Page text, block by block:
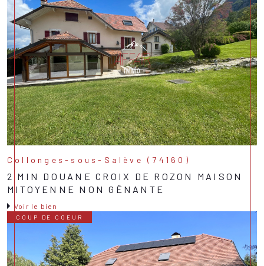
Collonges-sous-Salève (74160)
2 MIN DOUANE CROIX DE ROZON MAISON
MITOYENNE NON GÊNANTE
Voir le bien
COUP DE COEUR